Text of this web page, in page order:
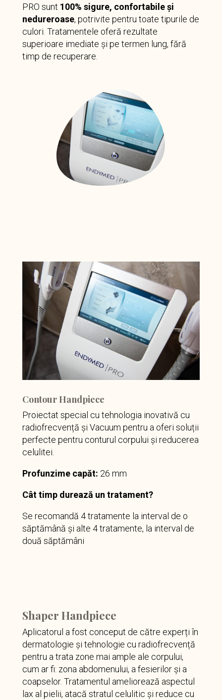
PRO sunt 100% sigure, confortabile și
nedureroase, potrivite pentru toate tipurile de
culori. Tratamentele oferă rezultate
superioare imediate și pe termen lung, fără
timp de recuperare.
Contour Handpiece
Proiectat special cu tehnologia inovativă cu
radiofrecvență și Vacuum pentru a oferi soluții
perfecte pentru conturul corpului și reducerea
celulitei.
Profunzime capăt: 26 mm
Cât timp durează un tratament?
Se recomandă 4 tratamente la interval de o
săptămână și alte 4 tratamente, la interval de
două săptămâni
Shaper Handpiece
Aplicatorul a fost conceput de către experți în
dermatologie și tehnologie cu radiofrecvență
pentru a trata zone mai ample ale corpului,
cum ar fi: zona abdomenului, a fesierilor și a
coapselor. Tratamentul ameliorează aspectul
lax al pielii, atacă stratul celulitic și reduce cu